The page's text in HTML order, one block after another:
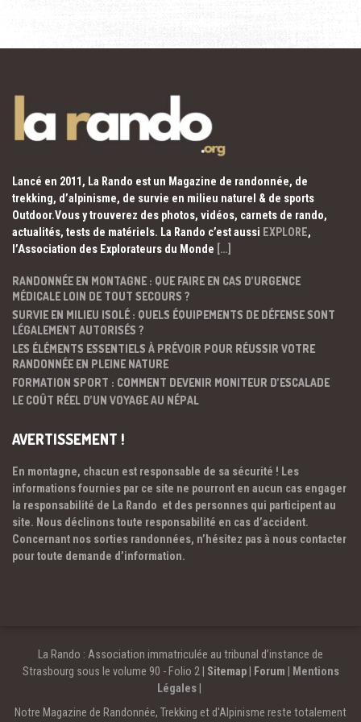
Lancé en 2011, La Rando est un Magazine de randonnée, de
trekking, d’alpinisme, de survie en milieu naturel & de sports
Outdoor.Vous y trouverez des photos, vidéos, carnets de rando,
actualités, tests de matériels. La Rando c’est aussi EXPLORE,
l’Association des Explorateurs du Monde […]
RANDONNÉE EN MONTAGNE : QUE FAIRE EN CAS D’URGENCE
MÉDICALE LOIN DE TOUT SECOURS ?
SURVIE EN MILIEU ISOLÉ : QUELS ÉQUIPEMENTS DE DÉFENSE SONT
LÉGALEMENT AUTORISÉS ?
LES ÉLÉMENTS ESSENTIELS À PRÉVOIR POUR RÉUSSIR VOTRE
RANDONNÉE EN PLEINE NATURE
FORMATION SPORT : COMMENT DEVENIR MONITEUR D’ESCALADE
LE COÛT RÉEL D’UN VOYAGE AU NÉPAL
AVERTISSEMENT !
En montagne, chacun est responsable de sa sécurité ! Les
informations fournies par ce site ne pourront en aucun cas engager
la responsabilité de La Rando et des personnes qui participent au
site. Nous déclinons toute responsabilité en cas d’accident.
Concernant nos sorties randonnées, n’hésitez pas à nous contacter
pour toute demande d’information.
La Rando : Association immatriculée au tribunal d’instance de
Strasbourg sous le volume 90 - Folio 2 | Sitemap| Forum
Mentions
Légales
Notre Magazine de Randonnée, Trekking et d'Alpinisme reste totalement